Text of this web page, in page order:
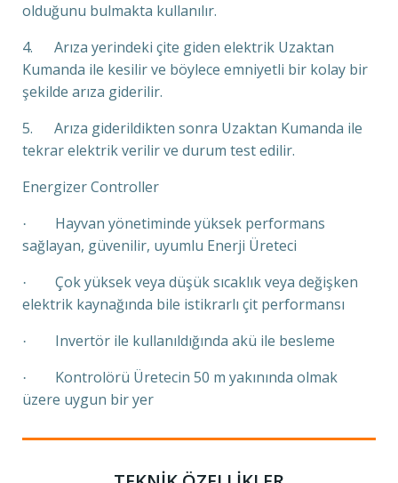
olduğunu bulmakta kullanılır.
4. Arıza yerindeki çite giden elektrik Uzaktan
Kumanda ile kesilir ve böylece emniyetli bir kolay bir
şekilde arıza giderilir.
5. Arıza giderildikten sonra Uzaktan Kumanda ile
tekrar elektrik verilir ve durum test edilir.
Energizer Controller
· Hayvan yönetiminde yüksek performans
sağlayan, güvenilir, uyumlu Enerji Üreteci
· Çok yüksek veya düşük sıcaklık veya değişken
elektrik kaynağında bile istikrarlı çit performansı
· Invertör ile kullanıldığında akü ile besleme
· Kontrolörü Üretecin 50 m yakınında olmak
üzere uygun bir yer